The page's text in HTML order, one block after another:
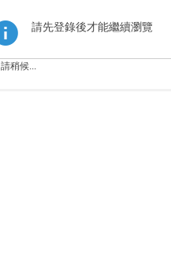
請先登錄後才能繼續瀏覽
請稍候...